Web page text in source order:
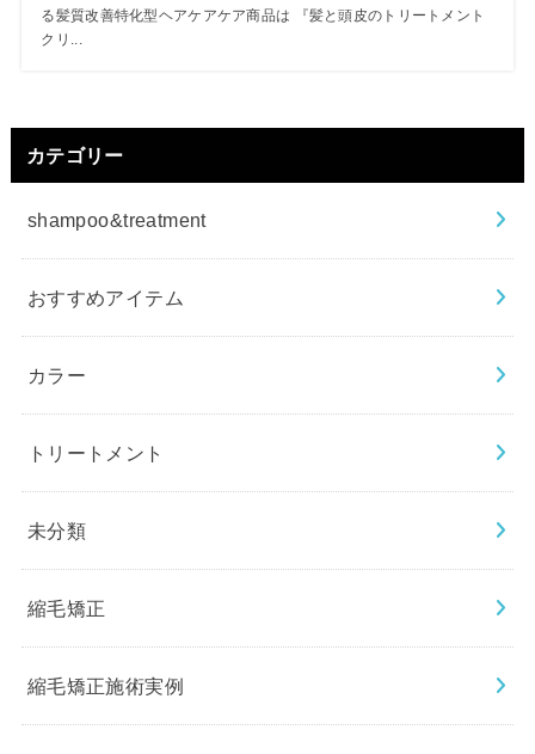
る髪質改善特化型ヘアケアケア商品は 『髪と頭皮のトリートメント
クリ...
カテゴリー
shampoo&treatment
おすすめアイテム
カラー
トリートメント
未分類
縮毛矯正
縮毛矯正施術実例